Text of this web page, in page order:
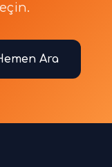
Ara